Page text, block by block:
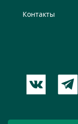
Контакты